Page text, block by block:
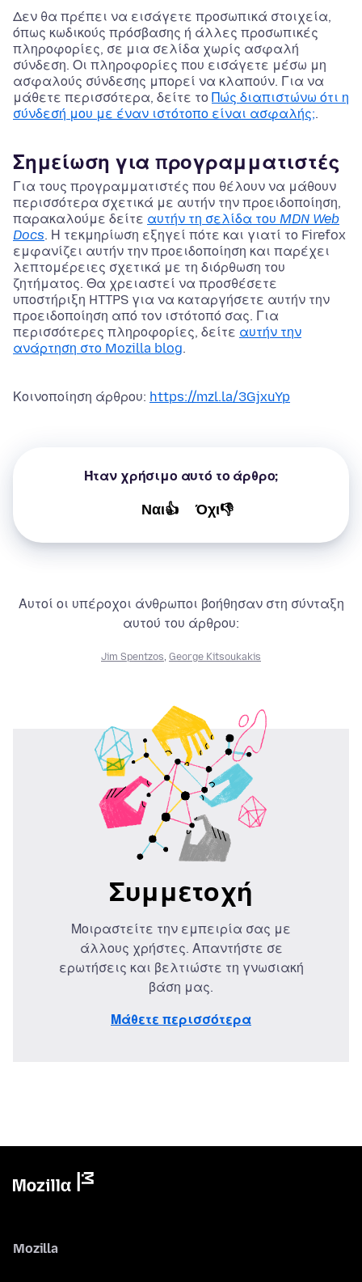
Δεν θα πρέπει να εισάγετε προσωπικά στοιχεία,
όπως κωδικούς πρόσβασης ή άλλες προσωπικές
πληροφορίες, σε μια σελίδα χωρίς ασφαλή
σύνδεση. Οι πληροφορίες που εισάγετε μέσω μη
ασφαλούς σύνδεσης μπορεί να κλαπούν. Για να
μάθετε περισσότερα, δείτε το Πώς διαπιστώνω ότι η
σύνδεσή μου με έναν ιστότοπο είναι ασφαλής;.
Σημείωση για προγραμματιστές
Για τους προγραμματιστές που θέλουν να μάθουν
περισσότερα σχετικά με αυτήν την προειδοποίηση,
παρακαλούμε δείτε αυτήν τη σελίδα του MDN Web
Docs. Η τεκμηρίωση εξηγεί πότε και γιατί το Firefox
εμφανίζει αυτήν την προειδοποίηση και παρέχει
λεπτομέρειες σχετικά με τη διόρθωση του
ζητήματος. Θα χρειαστεί να προσθέσετε
υποστήριξη HTTPS για να καταργήσετε αυτήν την
προειδοποίηση από τον ιστότοπό σας. Για
περισσότερες πληροφορίες, δείτε αυτήν την
ανάρτηση στο Mozilla blog.
Κοινοποίηση άρθρου: https://mzl.la/3GjxuYp
Ήταν χρήσιμο αυτό το άρθρο;
Ναι👍 Όχι👎
Αυτοί οι υπέροχοι άνθρωποι βοήθησαν στη σύνταξη
αυτού του άρθρου:
Jim Spentzos, George Kitsoukakis
Συμμετοχή
Μοιραστείτε την εμπειρία σας με
άλλους χρήστες. Απαντήστε σε
ερωτήσεις και βελτιώστε τη γνωσιακή
βάση μας.
Μάθετε περισσότερα
Mozilla